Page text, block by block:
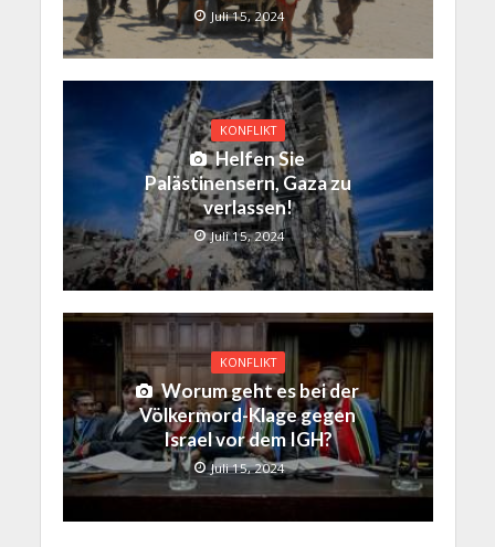
Juli 15, 2024
KONFLIKT
Helfen Sie
Palästinensern, Gaza zu
verlassen!
Juli 15, 2024
KONFLIKT
Worum geht es bei der
Völkermord-Klage gegen
Israel vor dem IGH?
Juli 15, 2024